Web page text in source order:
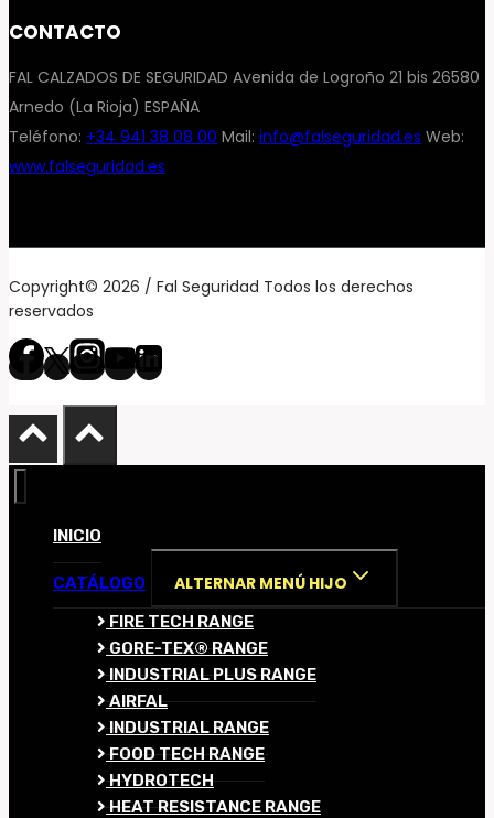
CONTACTO
FAL CALZADOS DE SEGURIDAD Avenida de Logroño 21 bis 26580
Arnedo (La Rioja) ESPAÑA
Teléfono: +34 941 38 08 00 Mail: info@falseguridad.es Web:
www.falseguridad.es
Copyright© 2026 / Fal Seguridad Todos los derechos
reservados
INICIO
CATÁLOGO ALTERNAR MENÚ HIJO
FIRE TECH RANGE
GORE-TEX® RANGE
INDUSTRIAL PLUS RANGE
AIRFAL
INDUSTRIAL RANGE
FOOD TECH RANGE
HYDROTECH
HEAT RESISTANCE RANGE